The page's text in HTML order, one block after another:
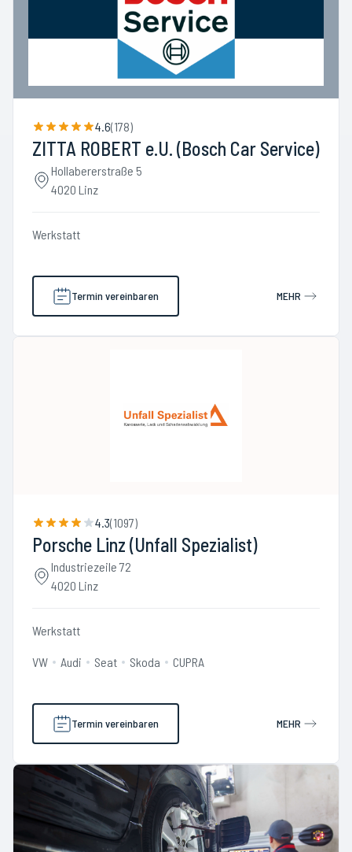
4.6(178)
ZITTA ROBERT e.U. (Bosch Car Service)
Hollabererstraße 5
4020 Linz
Werkstatt
Termin vereinbaren MEHR
4.3(1097)
Porsche Linz (Unfall Spezialist)
Industriezeile 72
4020 Linz
Werkstatt
VW Audi Seat Skoda CUPRA
Termin vereinbaren MEHR